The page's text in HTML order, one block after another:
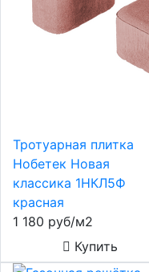
Тротуарная плитка
Нобетек Новая
классика 1НКЛ5Ф
красная
1 180 руб/м2
Купить